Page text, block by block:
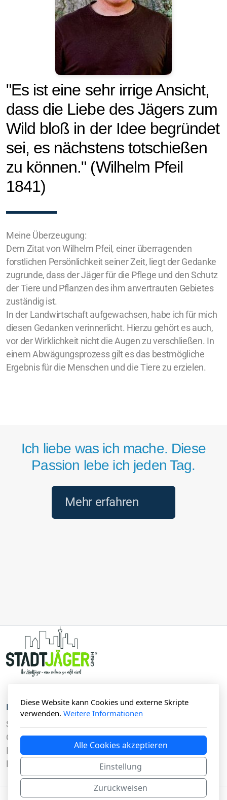
"Es ist eine sehr irrige Ansicht,
dass die Liebe des Jägers zum
Wild bloß in der Idee begründet
sei, es nächstens totschießen
zu können." (Wilhelm Pfeil
1841)
Meine Überzeugung:
Dem Zitat von Wilhelm Pfeil, einer überragenden
forstlichen Persönlichkeit seiner Zeit, liegt der Gedanke
zugrunde, dass der Jäger für die Pflege und den Schutz
der Tiere und Pflanzen des ihm anvertrauten Gebietes
zuständig ist.
In der Landwirtschaft aufgewachsen, habe ich für mich
diesen Gedanken verinnerlicht. Hierzu gehört es auch,
vor der Wirklichkeit nicht die Augen zu verschließen. In
einem Abwägungsprozess gilt es das bestmögliche
Ergebnis für die Menschen und die Tiere zu erzielen.
Ich liebe was ich mache. Diese
Passion lebe ich jeden Tag.
Mehr erfahren
Hauptmenü
Startseite
Qualifikation
Information
Rechtliche Hinweise
Impressum
Datenschutzbestimmungen
Diese Website kann Cookies und externe Skripte
verwenden. Weitere Informationen
Alle Cookies akzeptieren
Einstellung
Zurückweisen